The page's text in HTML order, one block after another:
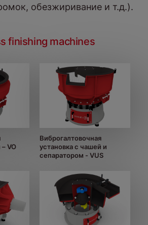
обезжиривание и т.д.).
finishing machines
VO
Виброгалтовочная
установка с чашей и
сепаратором - VUS